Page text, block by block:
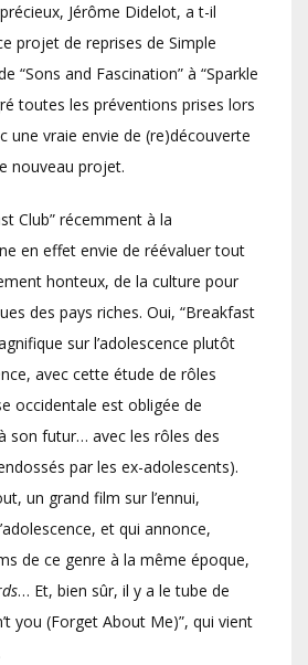
Jérôme Didelot, a t-il
projet de reprises de Simple
“Sons and Fascination” à “Sparkle
toutes les préventions prises lors
une vraie envie de (re)découverte
nouveau projet.
Club” récemment à la
en effet envie de réévaluer tout
honteux, de la culture pour
des pays riches. Oui, “Breakfast
sur l’adolescence plutôt
avec cette étude de rôles
occidentale est obligée de
son futur… avec les rôles des
par les ex-adolescents).
un grand film sur l’ennui,
et qui annonce,
de ce genre à la même époque,
… Et, bien sûr, il y a le tube de
you (Forget About Me)”, qui vient